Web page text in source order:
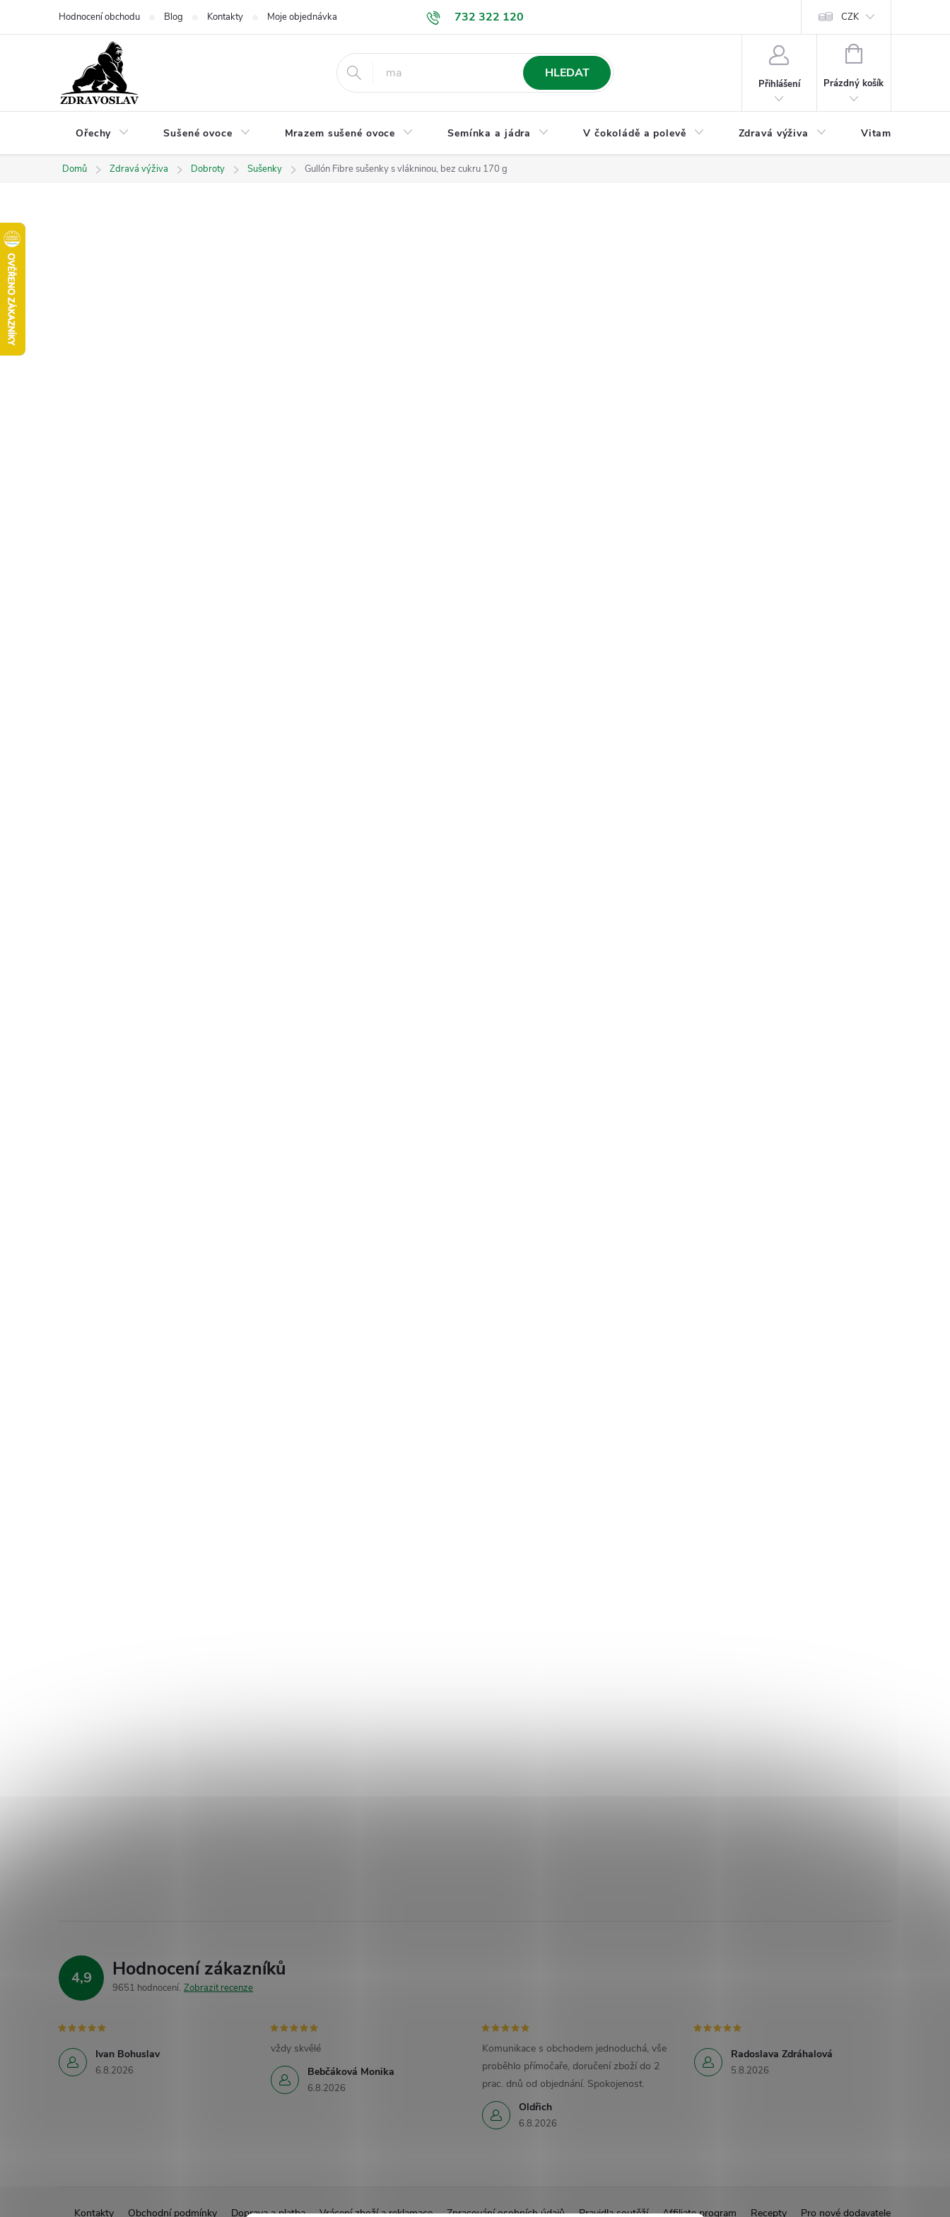
732 322 120
Hodnocení obchodu Blog Kontakty Moje objednávka GDPR a ochrana osobních údajů Jak nakupovat Formulář pro odstoupení od
CZK
HLEDAT
Přihlášení
NÁKUPNÍ
Prázdný košík
Ořechy Sušené ovoce Mrazem sušené ovoce Semínka a jádra V čokoládě a polevě Zdravá výživa Vitamíny a
Domů Zdravá výživa Dobroty Sušenky Gullón Fibre sušenky s vlákninou, bez cukru 170 g
4,9 Hodnocení zákazníků
9651 hodnocení Zobrazit recenze
Ivan Bohuslav
6.8.2026 Bebčáková Monika
6.8.2026
vždy skvělé
Oldřich
6.8.2026
Komunikace s obchodem jednoduchá, vše
proběhlo přímočaře, doručení zboží do 2
prac. dnů od objednání. Spokojenost.
Radoslava Zdráhalová
5.8.2026
Kontakty Obchodní podmínky Doprava a platba Vrácení zboží a reklamace Zpracování osobních údajů Pravidla soutěží Affiliate program Recepty Pro nové dodavatele